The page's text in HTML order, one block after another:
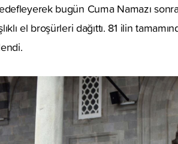
bugün Cuma Namazı
el broşürleri dağıttı. 81 ilin